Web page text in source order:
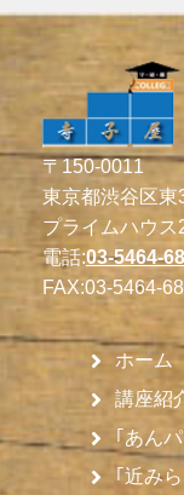
〒150-0011
東京都渋谷区東
プライムハウ
電話:03-5464-
FAX:03-5464-
ホーム
講座紹
｢あん
｢近み